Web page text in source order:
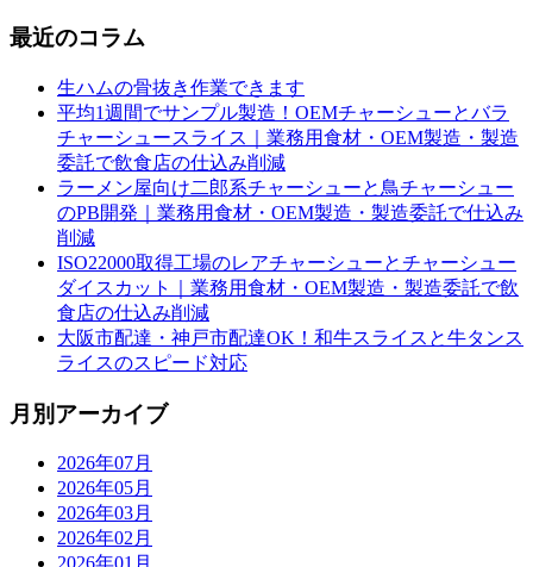
最近のコラム
生ハムの骨抜き作業できます
平均1週間でサンプル製造！OEMチャーシューとバラ
チャーシュースライス｜業務用食材・OEM製造・製造
委託で飲食店の仕込み削減
ラーメン屋向け二郎系チャーシューと鳥チャーシュー
のPB開発｜業務用食材・OEM製造・製造委託で仕込み
削減
ISO22000取得工場のレアチャーシューとチャーシュー
ダイスカット｜業務用食材・OEM製造・製造委託で飲
食店の仕込み削減
大阪市配達・神戸市配達OK！和牛スライスと牛タンス
ライスのスピード対応
月別アーカイブ
2026年07月
2026年05月
2026年03月
2026年02月